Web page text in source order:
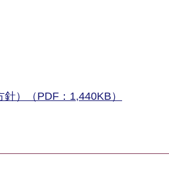
）（PDF：1,440KB）